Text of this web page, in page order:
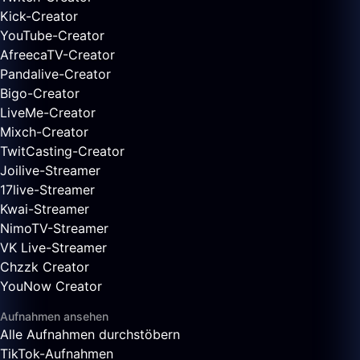
Kick-Creator
YouTube-Creator
AfreecaTV-Creator
Pandalive-Creator
Bigo-Creator
LiveMe-Creator
Mixch-Creator
TwitCasting-Creator
Joilive-Streamer
17live-Streamer
Kwai-Streamer
NimoTV-Streamer
VK Live-Streamer
Chzzk Creator
YouNow Creator
Aufnahmen ansehen
Alle Aufnahmen durchstöbern
TikTok-Aufnahmen